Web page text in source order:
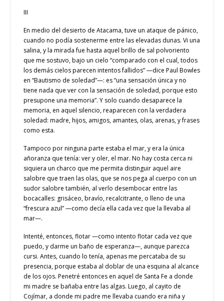
III
En medio del desierto de Atacama, tuve un ataque de pánico,
cuando no podía sostenerme entre las elevadas dunas. Vi una
salina, y la mirada fue hasta aquel brillo de sal polvoriento
que me sostuvo, bajo un cielo “comparado con el cual, todos
los demás cielos parecen intentos fallidos” —dice Paul Bowles
en “Bautismo de soledad”—: es “una sensación única y no
tiene nada que ver con la sensación de soledad, porque esto
presupone una memoria”. Y solo cuando desaparece la
memoria, en aquel silencio, reaparecen con la verdadera
soledad: madre, hijos, amigos, amantes, olas, arenas, y frases
como esta.
Tampoco por ninguna parte estaba el mar, y era la única
añoranza que tenía: ver y oler, el mar. No hay costa cerca ni
siquiera un charco que me permita distinguir aquel aire
salobre que traen las olas, que se nos pega al cuerpo con un
sudor salobre también, al verlo desembocar entre las
bocacalles: grisáceo, bravío, recalcitrante, o lleno de una
“frescura azul” —como decía ella cada vez que la llevaba al
mar—.
Intenté, entonces, flotar —como intento flotar cada vez que
puedo, y darme un baño de esperanza—, aunque parezca
cursi. Antes, cuando lo tenía, apenas me percataba de su
presencia, porque estaba al doblar de una esquina al alcance
de los ojos. Penetré entonces en aquel de Santa Fe a donde
mi madre se bañaba entre las algas. Luego, al cayito de
Cojímar, a donde mi padre me llevaba cuando era niña y